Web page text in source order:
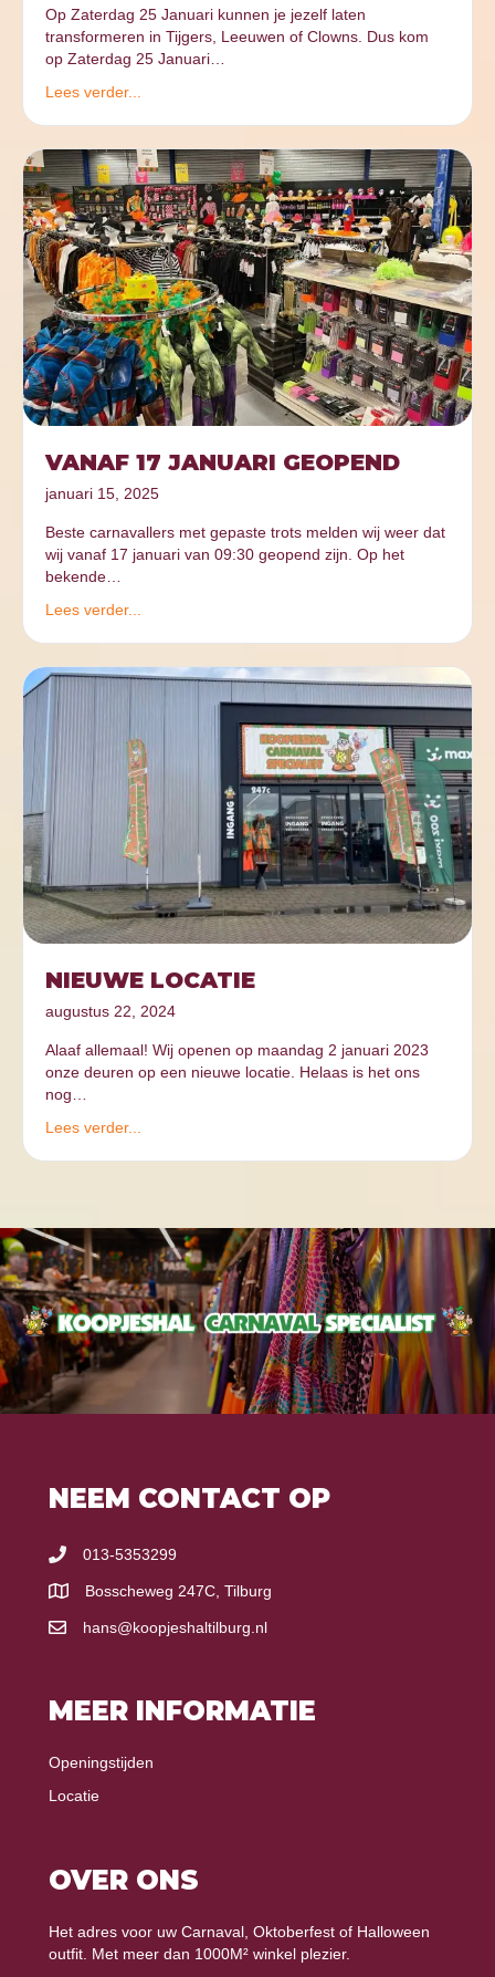
Op Zaterdag 25 Januari kunnen je jezelf laten
transformeren in Tijgers, Leeuwen of Clowns. Dus kom
op Zaterdag 25 Januari…
Lees verder...
VANAF 17 JANUARI GEOPEND
januari 15, 2025
Beste carnavallers met gepaste trots melden wij weer dat
wij vanaf 17 januari van 09:30 geopend zijn. Op het
bekende…
Lees verder...
NIEUWE LOCATIE
augustus 22, 2024
Alaaf allemaal! Wij openen op maandag 2 januari 2023
onze deuren op een nieuwe locatie. Helaas is het ons
nog…
Lees verder...
NEEM CONTACT OP
013-5353299
Bosscheweg 247C, Tilburg
hans@koopjeshaltilburg.nl
MEER INFORMATIE
Openingstijden
Locatie
OVER ONS
Het adres voor uw Carnaval, Oktoberfest of Halloween
outfit. Met meer dan 1000M² winkel plezier.